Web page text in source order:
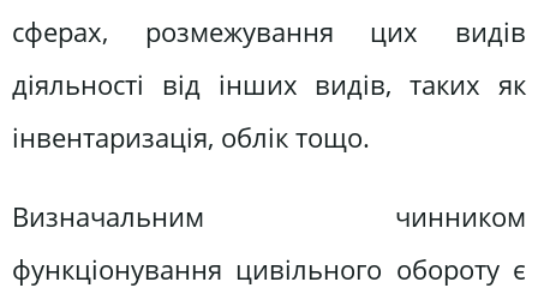
сферах, розмежування цих видів
діяльності від інших видів, таких як
інвентаризація, облік тощо.
Визначальним чинником
функціонування цивільного обороту є